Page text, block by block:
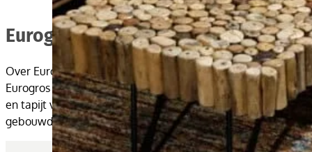
Eurogros
Over Eurogros
Eurogros is een groothandel in vloerkleden (karpetten),
en tapijt verkocht. Echtgenote Riekje en zoon Aart waren
gebouwd. In 2002 nam zoon Aart met zijn vrouw Anje het